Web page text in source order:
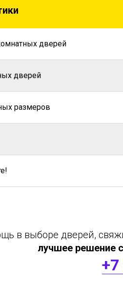
дверей
дверей
размеров
в выборе дверей,
лучшее решение